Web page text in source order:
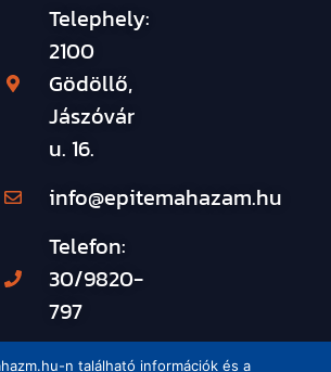
Telephely:
2100
Gödöllő,
Jászóvár
u. 16.
info@epitemahazam.hu
Telefon:
30/9820-
797
n található információk és a